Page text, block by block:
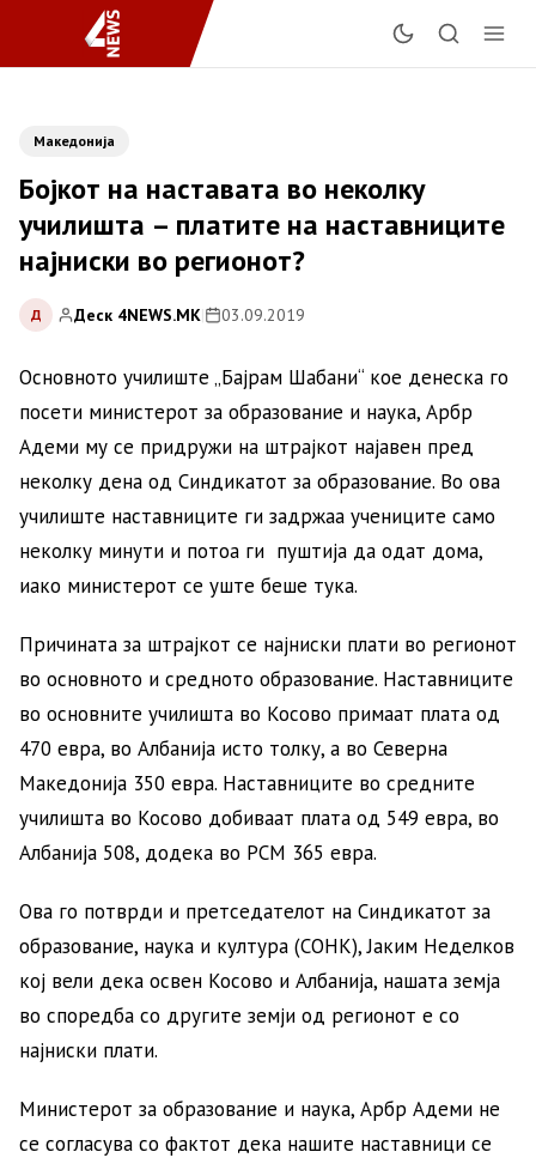
Македонија
Бојкот на наставата во неколку
училишта – платите на наставниците
најниски во регионот?
Д Деск 4NEWS.MK| 03.09.2019
Основното училиште „Бајрам Шабани“ кое денеска го
посети министерот за образование и наука, Арбр
Адеми му се придружи на штрајкот најавен пред
неколку дена од Синдикатот за образование. Во oва
училиште наставниците ги задржаа учениците само
неколку минути и потоа ги пуштија да одат дома,
иако министерот се уште беше тука.
Причината за штрајкот се најниски плати во регионот
во основното и средното образование. Наставниците
во основните училишта во Косово примаат плата од
470 евра, во Албанија исто толку, а во Северна
Македонија 350 евра. Наставниците во средните
училишта во Косово добиваат плата од 549 евра, во
Албанија 508, додека во РСМ 365 евра.
Ова го потврди и претседателот на Синдикатот за
образование, наука и култура (СОНК), Јаким Неделков
кој вели дека освен Косово и Албанија, нашата земја
во споредба со другите земји од регионот е со
најниски плати.
Министерот за образование и наука, Арбр Адеми не
се согласува со фактот дека нашите наставници се